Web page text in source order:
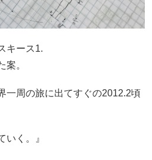
キース1.
案。
一周の旅に出てすぐの2012.2頃
いく。』